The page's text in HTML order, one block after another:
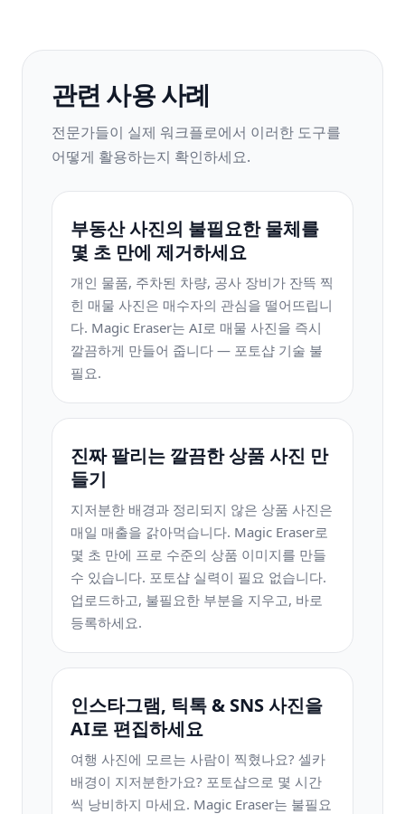
관련 사용 사례
전문가들이 실제 워크플로에서 이러한 도구를
어떻게 활용하는지 확인하세요.
부동산 사진의 불필요한 물체를
몇 초 만에 제거하세요
개인 물품, 주차된 차량, 공사 장비가 잔뜩 찍
힌 매물 사진은 매수자의 관심을 떨어뜨립니
다. Magic Eraser는 AI로 매물 사진을 즉시
깔끔하게 만들어 줍니다 — 포토샵 기술 불
필요.
진짜 팔리는 깔끔한 상품 사진 만
들기
지저분한 배경과 정리되지 않은 상품 사진은
매일 매출을 갉아먹습니다. Magic Eraser로
몇 초 만에 프로 수준의 상품 이미지를 만들
수 있습니다. 포토샵 실력이 필요 없습니다.
업로드하고, 불필요한 부분을 지우고, 바로
등록하세요.
인스타그램, 틱톡 & SNS 사진을
AI로 편집하세요
여행 사진에 모르는 사람이 찍혔나요? 셀카
배경이 지저분한가요? 포토샵으로 몇 시간
씩 낭비하지 마세요. Magic Eraser는 불필요